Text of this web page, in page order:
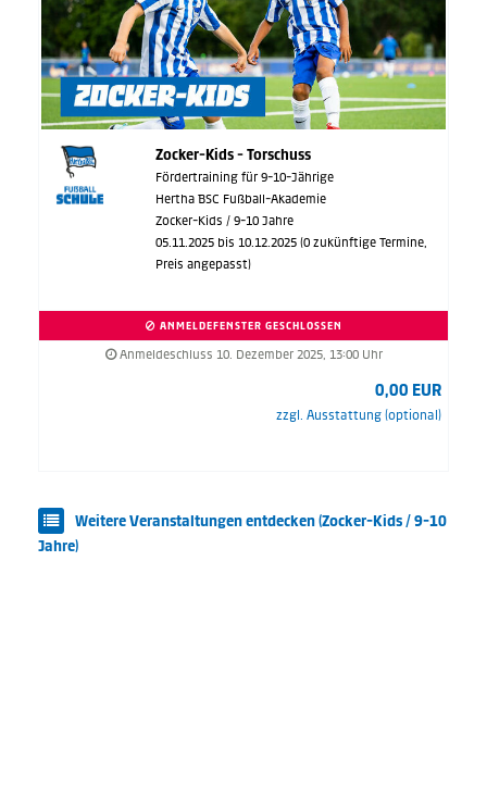
Zocker-Kids - Torschuss
Fördertraining für 9-10-Jährige
Hertha BSC Fußball-Akademie
Zocker-Kids / 9-10 Jahre
05.11.2025 bis 10.12.2025 (0 zukünftige Termine,
Preis angepasst)
ANMELDEFENSTER GESCHLOSSEN
Anmeldeschluss 10. Dezember 2025, 13:00 Uhr
0,00 EUR
zzgl. Ausstattung (optional)
Weitere Veranstaltungen entdecken (Zocker-Kids / 9-10
Jahre)